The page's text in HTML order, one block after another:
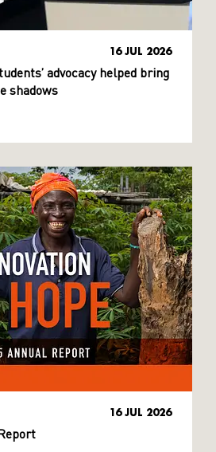
16 JUL 2026
advocacy helped bring
shadows
16 JUL 2026